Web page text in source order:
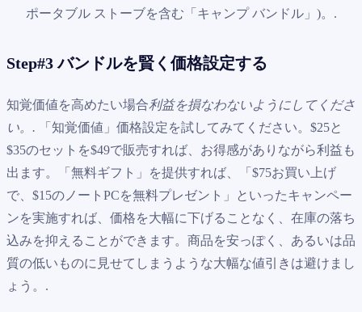
ポータブル ストーブを含む「キャンプ バンドル」)。.
Step#3 バンドルを賢く価格設定する
知覚価値を高めたい場合利益を損なわないようにしてくださ
い。.
「知覚価値」価格設定を試してみてください。$25と
$35のセットを$49で販売すれば、お得感がありながら利益も
出ます。「無料ギフト」を提供すれば、「$75お買い上げ
で、$15のノートPCを無料プレゼント」といったキャンペー
ンを実施すれば、価格を大幅に下げることなく、在庫の落ち
込みを抑えることができます。商品を安っぽく、あるいは品
質の低いものに見せてしまうような大幅な値引きは避けまし
ょう。.